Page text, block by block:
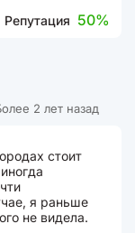
Репутация 50%
2 лет назад
стоит
я раньше
не видела.